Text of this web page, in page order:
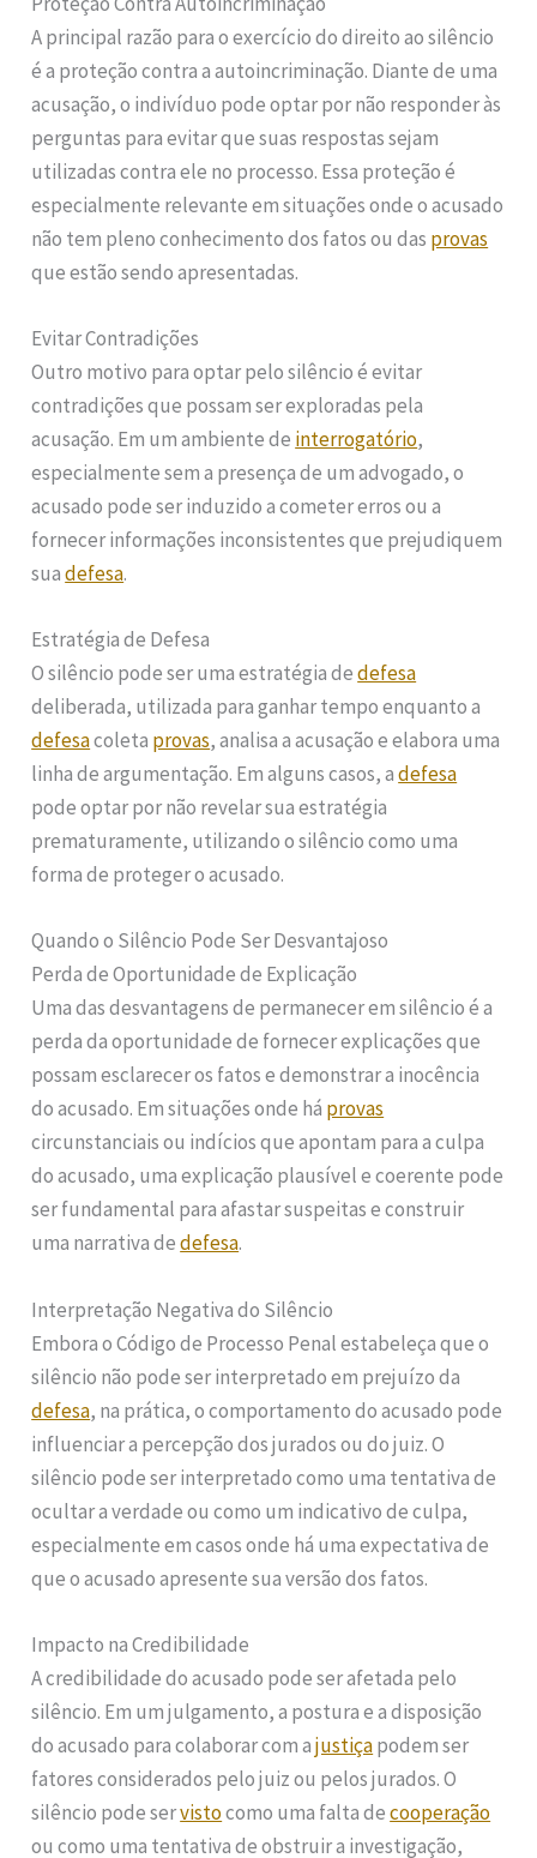
A principal razão para o exercício do direito ao silêncio
é a proteção contra a autoincriminação. Diante de uma
acusação, o indivíduo pode optar por não responder às
perguntas para evitar que suas respostas sejam
utilizadas contra ele no processo. Essa proteção é
especialmente relevante em situações onde o acusado
não tem pleno conhecimento dos fatos ou das provas
que estão sendo apresentadas.
Evitar Contradições
Outro motivo para optar pelo silêncio é evitar
contradições que possam ser exploradas pela
acusação. Em um ambiente de interrogatório,
especialmente sem a presença de um advogado, o
acusado pode ser induzido a cometer erros ou a
fornecer informações inconsistentes que prejudiquem
suadefesa.
Estratégia de Defesa
O silêncio pode ser uma estratégia dedefesa
deliberada, utilizada para ganhar tempo enquanto a
defesacoleta provas, analisa a acusação e elabora uma
linha de argumentação. Em alguns casos, adefesa
pode optar por não revelar sua estratégia
prematuramente, utilizando o silêncio como uma
forma de proteger o acusado.
Quando o Silêncio Pode Ser Desvantajoso
Perda de Oportunidade de Explicação
Uma das desvantagens de permanecer em silêncio é a
perda da oportunidade de fornecer explicações que
possam esclarecer os fatos e demonstrar a inocência
do acusado. Em situações onde há provas
circunstanciais ou indícios que apontam para a culpa
do acusado, uma explicação plausível e coerente pode
ser fundamental para afastar suspeitas e construir
uma narrativa dedefesa.
Interpretação Negativa do Silêncio
Embora o Código de Processo Penal estabeleça que o
silêncio não pode ser interpretado em prejuízo da
defesa, na prática, o comportamento do acusado pode
influenciar a percepção dos jurados ou do juiz. O
silêncio pode ser interpretado como uma tentativa de
ocultar a verdade ou como um indicativo de culpa,
especialmente em casos onde há uma expectativa de
que o acusado apresente sua versão dos fatos.
Impacto na Credibilidade
A credibilidade do acusado pode ser afetada pelo
silêncio. Em um julgamento, a postura e a disposição
do acusado para colaborar com ajustiçapodem ser
fatores considerados pelo juiz ou pelos jurados. O
silêncio pode servistocomo uma falta decooperação
ou como uma tentativa de obstruir a investigação,